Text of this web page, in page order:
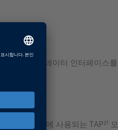
같은 RAW 데이터 인터페이스를
있습니다.
카드
이터 로깅에 사용되는 TAP²⁾ 모